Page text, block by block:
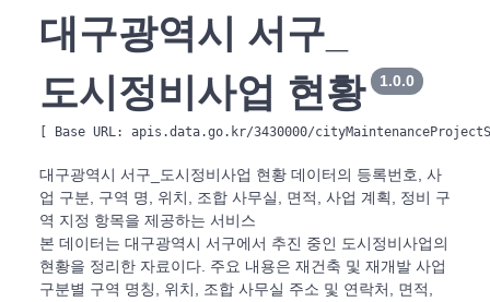
대구광역시 서구_
도시정비사업 현황
1.0.0
[ Base URL: apis.data.go.kr/3430000/
대구광역시 서구_도시정비사업 현황 데이터의 등록번호, 사
업 구분, 구역 명, 위치, 조합 사무실, 면적, 사업 계획, 정비 구
역 지정 항목을 제공하는 서비스
본 데이터는 대구광역시 서구에서 추진 중인 도시정비사업의
현황을 정리한 자료이다. 주요 내용은 재건축 및 재개발 사업
구분별 구역 명칭, 위치, 조합 사무실 주소 및 연락처, 면적,